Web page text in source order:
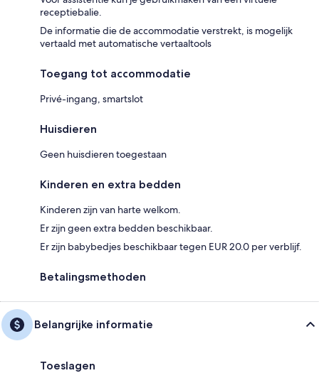
receptiebalie.
De informatie die de accommodatie verstrekt, is mogelijk
vertaald met automatische vertaaltools
Toegang tot accommodatie
Privé-ingang, smartslot
Huisdieren
Geen huisdieren toegestaan
Kinderen en extra bedden
Kinderen zijn van harte welkom.
Er zijn geen extra bedden beschikbaar.
Er zijn babybedjes beschikbaar tegen EUR 20.0 per verblijf.
Betalingsmethoden
Belangrijke informatie
Toeslagen